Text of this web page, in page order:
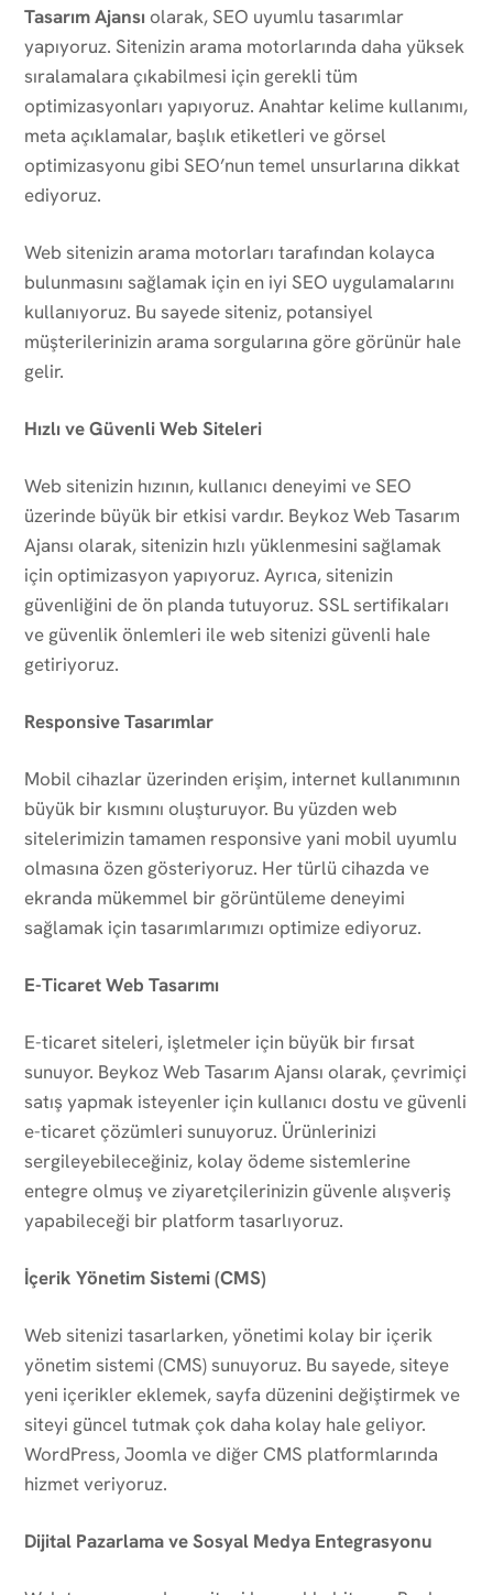
Tasarım Ajansı olarak, SEO uyumlu tasarımlar
yapıyoruz. Sitenizin arama motorlarında daha yüksek
sıralamalara çıkabilmesi için gerekli tüm
optimizasyonları yapıyoruz. Anahtar kelime kullanımı,
meta açıklamalar, başlık etiketleri ve görsel
optimizasyonu gibi SEO’nun temel unsurlarına dikkat
ediyoruz.
Web sitenizin arama motorları tarafından kolayca
bulunmasını sağlamak için en iyi SEO uygulamalarını
kullanıyoruz. Bu sayede siteniz, potansiyel
müşterilerinizin arama sorgularına göre görünür hale
gelir.
Hızlı ve Güvenli Web Siteleri
Web sitenizin hızının, kullanıcı deneyimi ve SEO
üzerinde büyük bir etkisi vardır. Beykoz Web Tasarım
Ajansı olarak, sitenizin hızlı yüklenmesini sağlamak
için optimizasyon yapıyoruz. Ayrıca, sitenizin
güvenliğini de ön planda tutuyoruz. SSL sertifikaları
ve güvenlik önlemleri ile web sitenizi güvenli hale
getiriyoruz.
Responsive Tasarımlar
Mobil cihazlar üzerinden erişim, internet kullanımının
büyük bir kısmını oluşturuyor. Bu yüzden web
sitelerimizin tamamen responsive yani mobil uyumlu
olmasına özen gösteriyoruz. Her türlü cihazda ve
ekranda mükemmel bir görüntüleme deneyimi
sağlamak için tasarımlarımızı optimize ediyoruz.
E-Ticaret Web Tasarımı
E-ticaret siteleri, işletmeler için büyük bir fırsat
sunuyor. Beykoz Web Tasarım Ajansı olarak, çevrimiçi
satış yapmak isteyenler için kullanıcı dostu ve güvenli
e-ticaret çözümleri sunuyoruz. Ürünlerinizi
sergileyebileceğiniz, kolay ödeme sistemlerine
entegre olmuş ve ziyaretçilerinizin güvenle alışveriş
yapabileceği bir platform tasarlıyoruz.
İçerik Yönetim Sistemi (CMS)
Web sitenizi tasarlarken, yönetimi kolay bir içerik
yönetim sistemi (CMS) sunuyoruz. Bu sayede, siteye
yeni içerikler eklemek, sayfa düzenini değiştirmek ve
siteyi güncel tutmak çok daha kolay hale geliyor.
WordPress, Joomla ve diğer CMS platformlarında
hizmet veriyoruz.
Dijital Pazarlama ve Sosyal Medya Entegrasyonu